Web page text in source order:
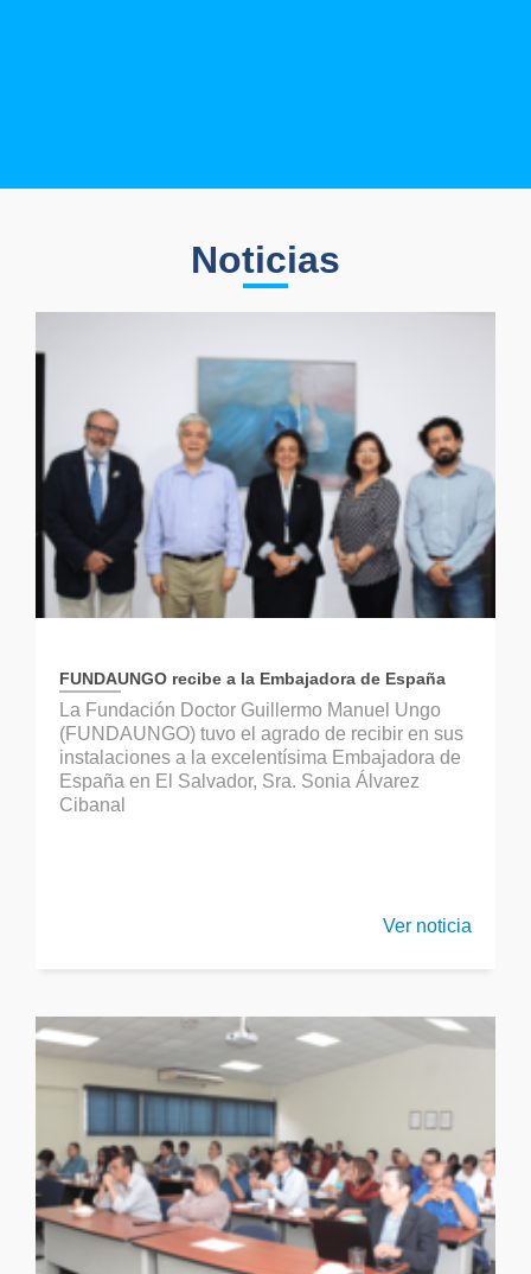
Noticias
FUNDAUNGO recibe a la Embajadora de España
La Fundación Doctor Guillermo Manuel Ungo
(FUNDAUNGO) tuvo el agrado de recibir en sus
instalaciones a la excelentísima Embajadora de
España en El Salvador, Sra. Sonia Álvarez
Cibanal
Ver noticia